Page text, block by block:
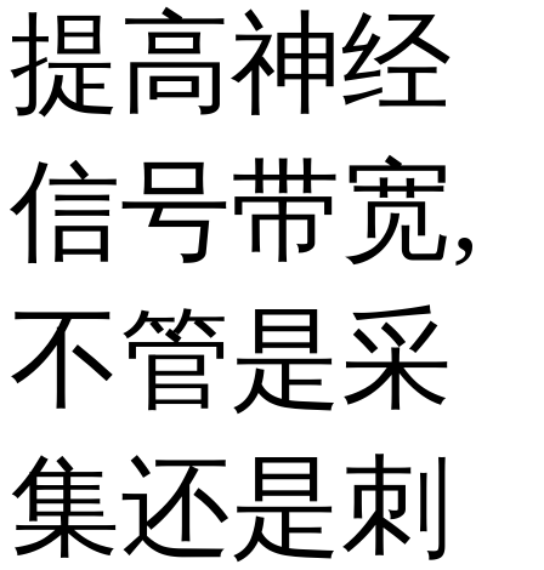
提高神经
信号带宽,
不管是采
集还是刺